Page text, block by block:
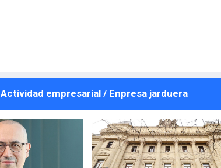
Actividad empresarial / Enpresa jarduera